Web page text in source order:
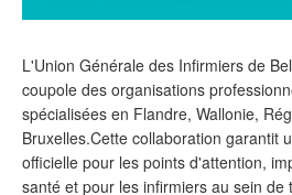
L'Union Générale des Infirmiers de
coupole des organisations
spécialisées en Flandre, Wallonie,
Bruxelles.Cette collaboration garantit
officielle pour les points d'attention,
santé et pour les infirmiers au sein de